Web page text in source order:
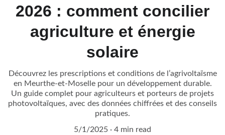
2026 : comment concilier
agriculture et énergie
solaire
Découvrez les prescriptions et conditions de l’agrivoltaïsme
en Meurthe-et-Moselle pour un développement durable.
Un guide complet pour agriculteurs et porteurs de projets
photovoltaïques, avec des données chiffrées et des conseils
pratiques.
5/1/2025
4 min read